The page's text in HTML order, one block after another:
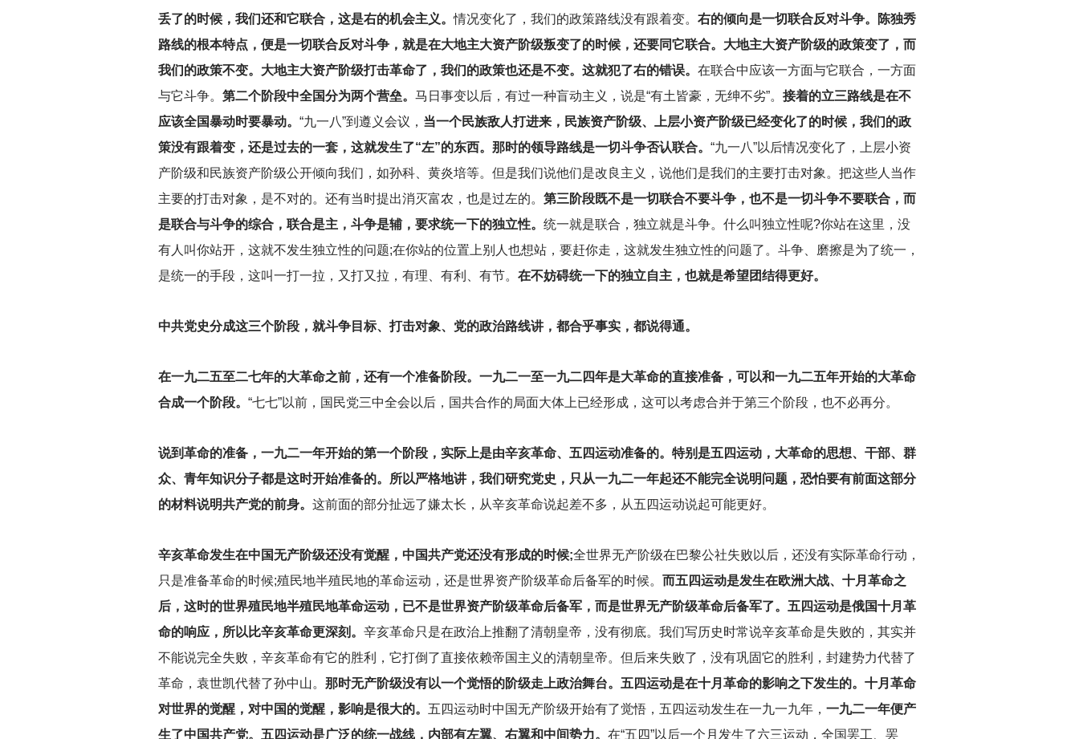
丢了的时候，我们还和它联合，这是右的机会主义。情况变化了，我们的政策路线没有跟着变。 右的倾向是一切联合反对斗争。陈独秀
路线的根本特点，便是一切联合反对斗争，就是在大地主大资产阶级叛变了的时候，还要同它联合。大地主大资产阶级的政策变了，而
我们的政策不变。大地主大资产阶级打击革命了，我们的政策也还是不变。这就犯了右的错误。 在联合中应该一方面与它联合，一方面
与它斗争。 第二个阶段中全国分为两个营垒。 马日事变以后，有过一种盲动主义，说是“有土皆豪，无绅不劣”。 接着的立三路线是在不
应该全国暴动时要暴动。 “九一八”到遵义会议， 当一个民族敌人打进来，民族资产阶级、上层小资产阶级已经变化了的时候，我们的政
策没有跟着变，还是过去的一套，这就发生了“左”的东西。那时的领导路线是一切斗争否认联合。 “九一八”以后情况变化了，上层小资
产阶级和民族资产阶级公开倾向我们，如孙科、黄炎培等。但是我们说他们是改良主义，说他们是我们的主要打击对象。把这些人当作
主要的打击对象，是不对的。还有当时提出消灭富农，也是过左的。 第三阶段既不是一切联合不要斗争，也不是一切斗争不要联合，而
是联合与斗争的综合，联合是主，斗争是辅，要求统一下的独立性。 统一就是联合，独立就是斗争。什么叫独立性呢?你站在这里，没
有人叫你站开，这就不发生独立性的问题;在你站的位置上别人也想站，要赶你走，这就发生独立性的问题了。斗争、磨擦是为了统一，
是统一的手段，这叫一打一拉，又打又拉，有理、有利、有节。 在不妨碍统一下的独立自主，也就是希望团结得更好。
中共党史分成这三个阶段，就斗争目标、打击对象、党的政治路线讲，都合乎事实，都说得通。
在一九二五至二七年的大革命之前，还有一个准备阶段。一九二一至一九二四年是大革命的直接准备，可以和一九二五年开始的大革命
合成一个阶段。 “七七”以前，国民党三中全会以后，国共合作的局面大体上已经形成，这可以考虑合并于第三个阶段，也不必再分。
说到革命的准备，一九二一年开始的第一个阶段，实际上是由辛亥革命、五四运动准备的。特别是五四运动，大革命的思想、干部、群
众、青年知识分子都是这时开始准备的。所以严格地讲，我们研究党史，只从一九二一年起还不能完全说明问题，恐怕要有前面这部分
的材料说明共产党的前身。 这前面的部分扯远了嫌太长，从辛亥革命说起差不多，从五四运动说起可能更好。
辛亥革命发生在中国无产阶级还没有觉醒，中国共产党还没有形成的时候;全世界无产阶级在巴黎公社失败以后，还没有实际革命行动，
只是准备革命的时候;殖民地半殖民地的革命运动，还是世界资产阶级革命后备军的时候。 而五四运动是发生在欧洲大战、十月革命之
后，这时的世界殖民地半殖民地革命运动，已不是世界资产阶级革命后备军，而是世界无产阶级革命后备军了。五四运动是俄国十月革
命的响应，所以比辛亥革命更深刻。 辛亥革命只是在政治上推翻了清朝皇帝，没有彻底。我们写历史时常说辛亥革命是失败的，其实并
不能说完全失败，辛亥革命有它的胜利，它打倒了直接依赖帝国主义的清朝皇帝。但后来失败了，没有巩固它的胜利，封建势力代替了
革命，袁世凯代替了孙中山。 那时无产阶级没有以一个觉悟的阶级走上政治舞台。五四运动是在十月革命的影响之下发生的。十月革命
对世界的觉醒，对中国的觉醒，影响是很大的。 五四运动时中国无产阶级开始有了觉悟，五四运动发生在一九一九年， 一九二一年便产
生了中国共产党。五四运动是广泛的统一战线，内部有左翼、右翼和中间势力。 在“五四”以后一个月发生了六三运动，全国罢工、罢